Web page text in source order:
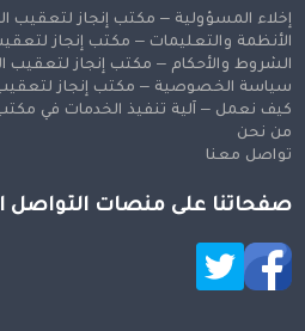
إخلاء المسؤولية – مكتب إنجاز لتعقيب
الأنظمة والتعليمات – مكتب إنجاز
الشروط والأحكام – مكتب إنجاز لتعقيب
سياسة الخصوصية – مكتب إنجاز
كيف نعمل – آلية تنفيذ الخدمات في
من نحن
تواصل معنا
صفحاتنا على منصات التواصل